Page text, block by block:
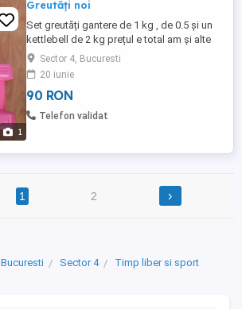
1
Greutăți noi
Set greutăți gantere de 1 kg , de 0.5 și un
kettlebell de 2 kg prețul e total am și alte
anunțuri asemănătoare Ridicare personala
din sector 4
Sector 4, Bucuresti
20 iunie
90 RON
Telefon validat
1 2 ›
Bucuresti Sector 4
Timp liber si sport